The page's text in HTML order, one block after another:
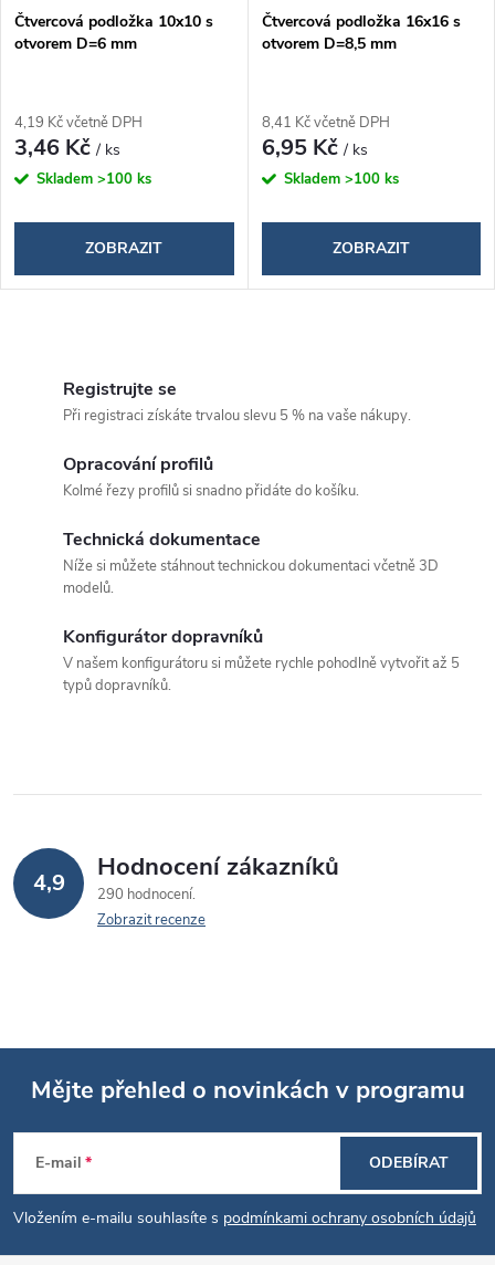
r
d
u
k
r
o
d
u
k
Čtvercová podložka 10x10 s
otvorem D=6 mm
4,19 Kč včetně DPH
3,46 Kč/ ks
Skladem >100 ks
ZOBRAZIT
Čtvercová podložka 16x16 s
otvorem D=8,5 mm
8,41 Kč včetně DPH
6,95 Kč/ ks
Skladem >100 ks
ZOBRAZIT
k
v
ý
Registrujte se
Při registraci získáte trvalou slevu 5 % na vaše nákupy.
Opracování profilů
Kolmé řezy profilů si snadno přidáte do košíku.
Technická dokumentace
Níže si můžete stáhnout technickou dokumentaci včetně 3D
modelů.
Konfigurátor dopravníků
V našem konfigurátoru si můžete rychle pohodlně vytvořit až 5
typů dopravníků.
4,9 Hodnocení zákazníků
290 hodnocení
Zobrazit recenze
Z
á
p
Mějte přehled o novinkách v programu
E-mail
Vložením e-mailu souhlasíte s podmínkami ochrany osobních údajů
ODEBÍRAT